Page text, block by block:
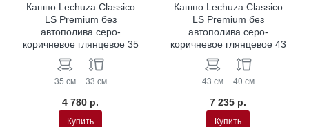
Кашпо Lechuza Classico
LS Premium без
автополива серо-
коричневое глянцевое 35
35 см 33 см
4 780 р.
Купить
Кашпо Lechuza Classico
LS Premium без
автополива серо-
коричневое глянцевое 43
43 см 40 см
7 235 р.
Купить